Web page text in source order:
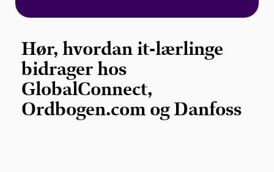
Hør, hvordan it-lærlinge
bidrager hos
GlobalConnect,
Ordbogen.com og Danfoss